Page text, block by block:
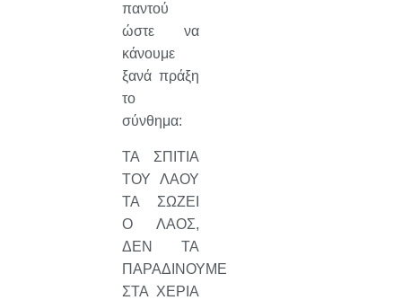
παντού
ώστε να
κάνουμε
ξανά πράξη
το
σύνθημα:
ΤΑ ΣΠΙΤΙΑ
ΤΟΥ ΛΑΟΥ
ΤΑ ΣΩΖΕΙ
Ο ΛΑΟΣ,
ΔΕΝ ΤΑ
ΠΑΡΑΔΙΝΟΥΜΕ
ΣΤΑ ΧΕΡΙΑ